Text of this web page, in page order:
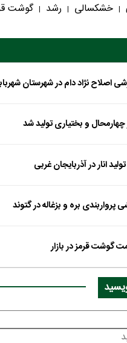
| خشکسالی | رشد | گوشت
اصلاح نژاد دام در شهرستان
پرواربندی بره و بزغاله در گتوند
گوشت قرمز در بازار